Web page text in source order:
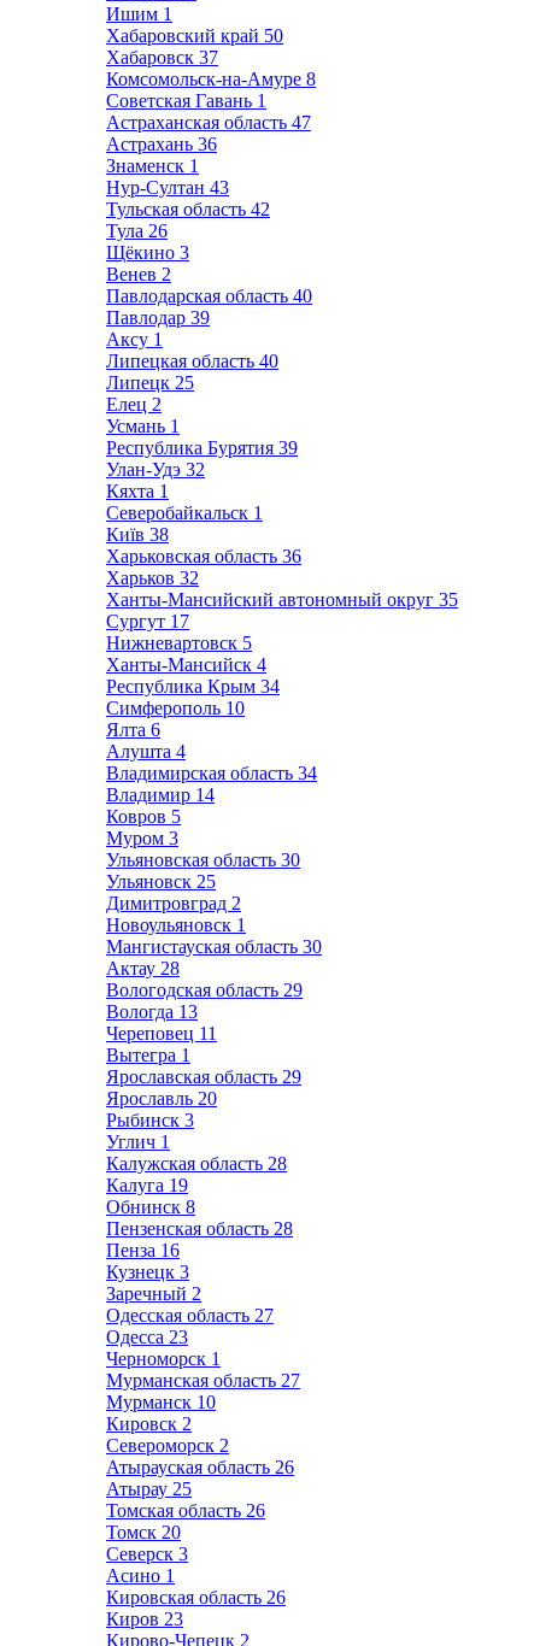
Ишим 1
Хабаровский край 50
Хабаровск 37
Комсомольск-на-Амуре 8
Советская Гавань 1
Астраханская область 47
Астрахань 36
Знаменск 1
Нур-Султан 43
Тульская область 42
Тула 26
Щёкино 3
Венев 2
Павлодарская область 40
Павлодар 39
Аксу 1
Липецкая область 40
Липецк 25
Елец 2
Усмань 1
Республика Бурятия 39
Улан-Удэ 32
Кяхта 1
Северобайкальск 1
Київ 38
Харьковская область 36
Харьков 32
Ханты-Мансийский автономный округ 35
Сургут 17
Нижневартовск 5
Ханты-Мансийск 4
Республика Крым 34
Симферополь 10
Ялта 6
Алушта 4
Владимирская область 34
Владимир 14
Ковров 5
Муром 3
Ульяновская область 30
Ульяновск 25
Димитровград 2
Новоульяновск 1
Мангистауская область 30
Актау 28
Вологодская область 29
Вологда 13
Череповец 11
Вытегра 1
Ярославская область 29
Ярославль 20
Рыбинск 3
Углич 1
Калужская область 28
Калуга 19
Обнинск 8
Пензенская область 28
Пенза 16
Кузнецк 3
Заречный 2
Одесская область 27
Одесса 23
Черноморск 1
Мурманская область 27
Мурманск 10
Кировск 2
Североморск 2
Атырауская область 26
Атырау 25
Томская область 26
Томск 20
Северск 3
Асино 1
Кировская область 26
Киров 23
Кирово-Чепецк 2